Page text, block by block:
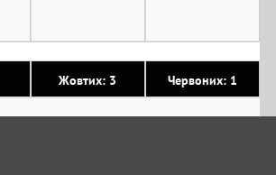
Жовтих: 3 Червоних: 1